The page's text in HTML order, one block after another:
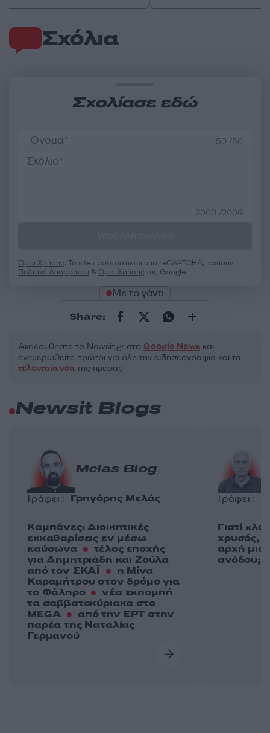
Σχόλια
Σχολίασε εδώ
50 /50
2000 /2000
Όροι Χρήσης. Το site προστατεύεται από reCAPTCHA, ισχύουν
Πολιτική Απορρήτου &Όροι Χρήσης της Google.
Με το γάντι
Share:
Ακολουθήστε το Νewsit.gr στο Google News και
ενημερωθείτε πρώτοι για όλη την ειδησεογραφία και τα
τελευταία νέα της ημέρας
Newsit Blogs
Melas Blog
Γράφει : Γρηγόρης Μελάς
Καμπάνες: Διοικητικές
εκκαθαρίσεις εν μέσω
καύσωνα
τέλος εποχής
για Δημητριάδη και Ζούλα
από τον ΣΚΑΪ
η Μίνα
Καραμήτρου στον δρόμο για
το Φάληρο
νέα εκπομπή
τα σαββατοκύριακα στο
MEGA
από την ΕΡΤ στην
παρέα της Ναταλίας
Γερμανού
Γράφει :
Γιατί
χρυσός,
αρχή
ανόδου;